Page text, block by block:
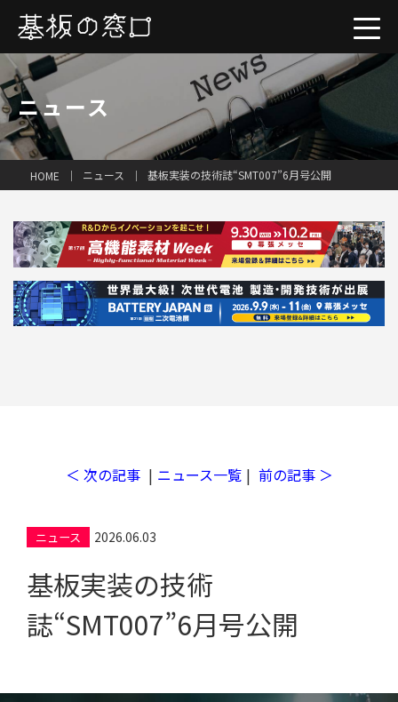
一括見積り
ニュース
HOME ニュース 基板実装の技術誌“SMT007”6月号公開
＜ 次の記事 | ニュース一覧 | 前の記事 ＞
ニュース 2026.06.03
基板実装の技術
誌“SMT007”6月号公開